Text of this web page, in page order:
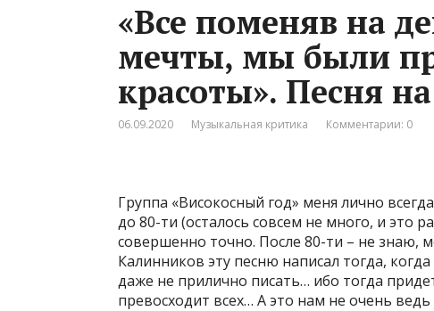
«Все поменяв на
мечты, мы были
красоты». Песня
06.09.2020 Музыкальная критика Комментарии: 0
Группа «Високосный год» меня лично
до 80-ти (осталось совсем не много, и это
совершенно точно. После 80-ти – не знаю,
Калинников эту песню написал тогда,
даже не прилично писать… ибо тогда
превосходит всех… А это нам не очень